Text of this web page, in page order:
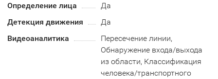
Определение лица
Да
Детекция движения
Да
Видеоаналитика
Пересечение линии,
Обнаружение входа/выхода
из области, Классификация
человека/транспортного